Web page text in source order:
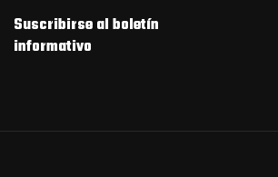
Suscribirse al boletín
informativo